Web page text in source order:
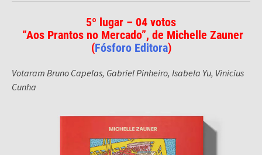
5º lugar – 04 votos
“Aos Prantos no Mercado”, de Michelle Zauner
(Fósforo Editora)
Votaram Bruno Capelas, Gabriel Pinheiro, Isabela Yu, Vinicius
Cunha